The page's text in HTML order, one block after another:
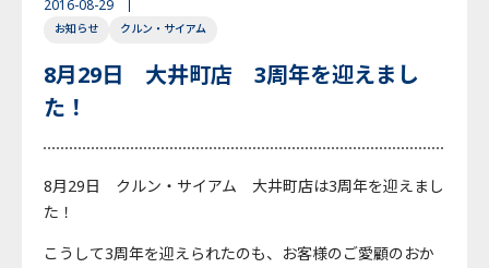
English Japanese
2016-08-29
お知らせ クルン・サイアム
8月29日 大井町店 3周年を迎えまし
た！
8月29日 クルン・サイアム 大井町店は3周年を迎えまし
た！
こうして3周年を迎えられたのも、お客様のご愛顧のおか